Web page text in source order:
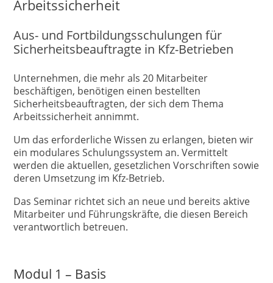
Arbeitssicherheit
Aus- und Fortbildungsschulungen für
Sicherheitsbeauftragte in Kfz-Betrieben
Unternehmen, die mehr als 20 Mitarbeiter
beschäftigen, benötigen einen bestellten
Sicherheitsbeauftragten, der sich dem Thema
Arbeitssicherheit annimmt.
Um das erforderliche Wissen zu erlangen, bieten wir
ein modulares Schulungssystem an. Vermittelt
werden die aktuellen, gesetzlichen Vorschriften sowie
deren Umsetzung im Kfz-Betrieb.
Das Seminar richtet sich an neue und bereits aktive
Mitarbeiter und Führungskräfte, die diesen Bereich
verantwortlich betreuen.
Modul 1 – Basis